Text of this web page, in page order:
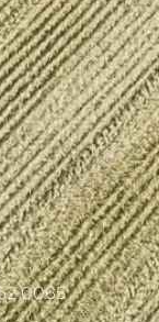
0065